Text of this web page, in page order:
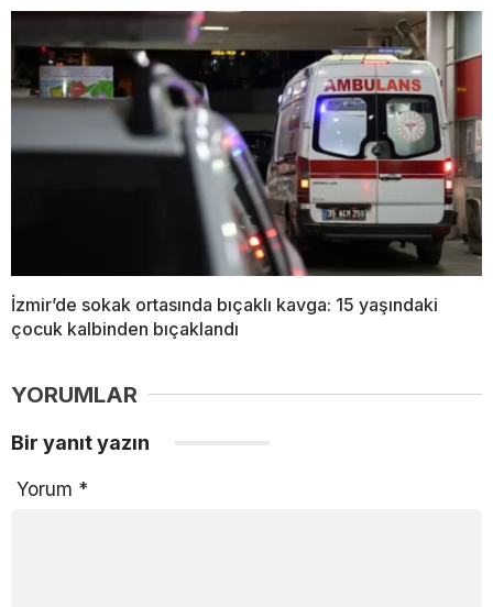
İzmir’de sokak ortasında bıçaklı kavga: 15 yaşındaki
çocuk kalbinden bıçaklandı
YORUMLAR
Bir yanıt yazın
Yorum *